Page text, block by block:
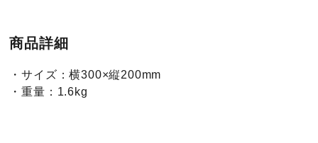
商品詳細
・サイズ：横300×縦200mm
・重量：1.6kg